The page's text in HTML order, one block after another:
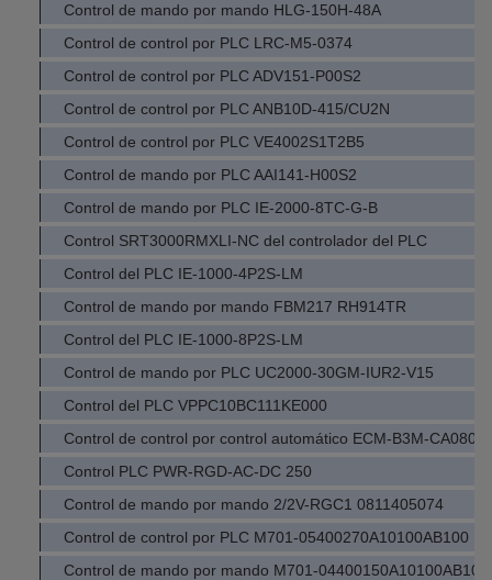
Control de mando por mando HLG-150H-48A
Control de control por PLC LRC-M5-0374
Control de control por PLC ADV151-P00S2
Control de control por PLC ANB10D-415/CU2N
Control de control por PLC VE4002S1T2B5
Control de mando por PLC AAI141-H00S2
Control de mando por PLC IE-2000-8TC-G-B
Control SRT3000RMXLI-NC del controlador del PLC
Control del PLC IE-1000-4P2S-LM
Control de mando por mando FBM217 RH914TR
Control del PLC IE-1000-8P2S-LM
Control de mando por PLC UC2000-30GM-IUR2-V15
Control del PLC VPPC10BC111KE000
Control de control por control automático ECM-B3M-
Control PLC PWR-RGD-AC-DC 250
Control de mando por mando 2/2V-RGC1 0811405074
Control de control por PLC M701-05400270A10100AB100
Control de mando por mando M701-04400150A10100AB100